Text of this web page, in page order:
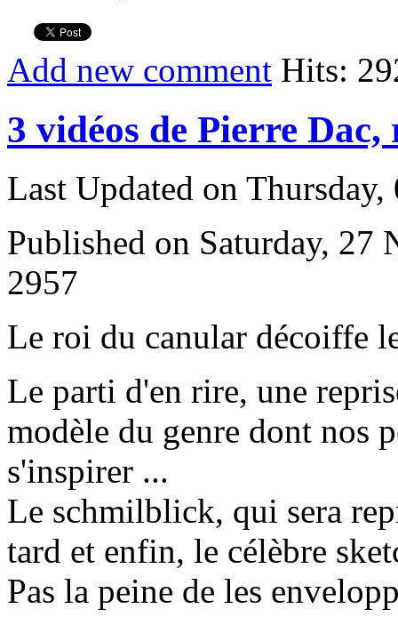
Add new comment Hits:
3 vidéos de Pierre
Last Updated on
Published on Saturday, 27
2957
Le roi du canular décoiffe
Le parti d'en rire, une
modèle du genre dont nos
s'inspirer ...
Le schmilblick, qui sera
tard et enfin, le célèbre
Pas la peine de les